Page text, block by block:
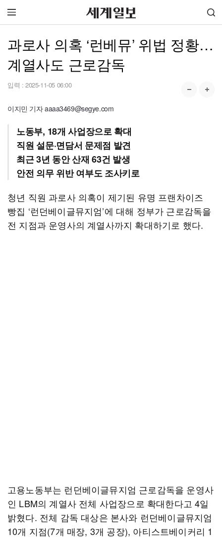
과로사 의혹 ‘런베뮤’ 위법 정황…
계열사도 근로감독
입력 : 2025-11-05 06:00
이지민 기자 aaaa3469@segye.com
노동부, 18개 사업장으로 확대
직원 설문·면담서 문제점 발견
최근 3년 동안 산재 63건 발생
안전 의무 위반 여부도 조사키로
청년 직원 과로사 의혹이 제기된 유명 프랜차이즈
빵집 ‘런던베이글뮤지엄’에 대해 정부가 근로감독을
전 지점과 운영사의 계열사까지 확대하기로 했다.
고용노동부는 런던베이글뮤지엄 근로감독을 운영사
인 LBM의 계열사 전체 사업장으로 확대한다고 4일
밝혔다. 전체 감독 대상은 본사와 런던베이글뮤지엄
10개 지점(7개 매장, 3개 공장), 아티스트베이커리 1